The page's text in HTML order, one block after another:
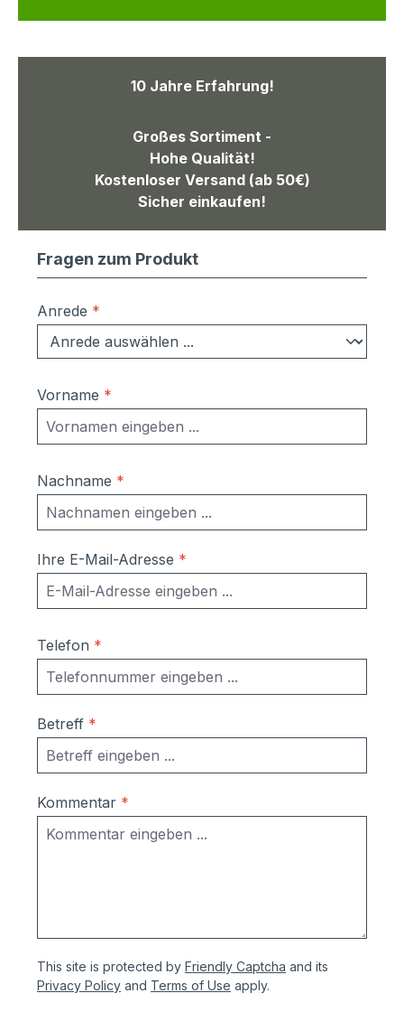
10 Jahre Erfahrung!
Großes Sortiment -
Hohe Qualität!
Kostenloser Versand (ab 50€)
Sicher einkaufen!
Fragen zum Produkt
Anrede *
Vorname *
Nachname *
Ihre E-Mail-Adresse *
Telefon *
Betreff *
Kommentar *
This site is protected by Friendly Captcha and its
Privacy Policy and Terms of Use apply.